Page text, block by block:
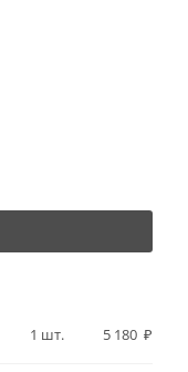
1 шт. 5 180